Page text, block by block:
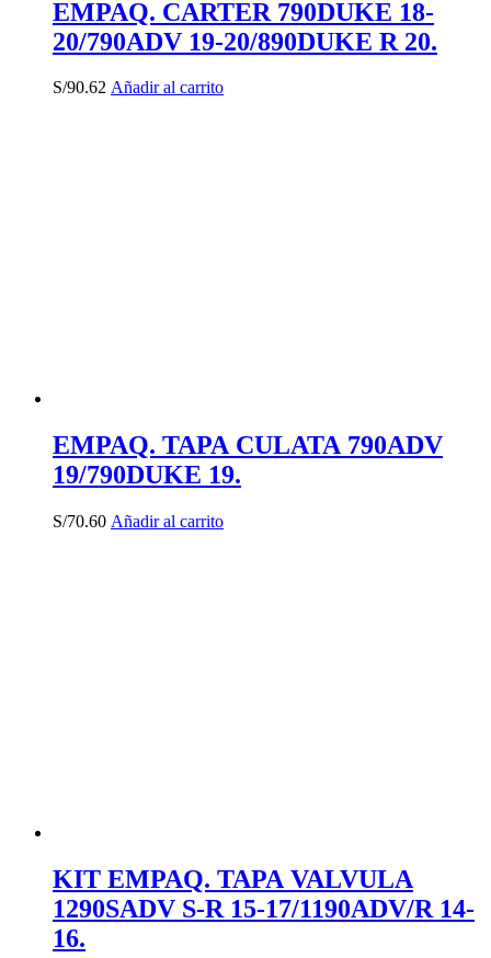
EMPAQ. CARTER 790DUKE 18-
20/790ADV 19-20/890DUKE R 20.
S/90.62 Añadir al carrito
EMPAQ. TAPA CULATA 790ADV
19/790DUKE 19.
S/70.60 Añadir al carrito
KIT EMPAQ. TAPA VALVULA
1290SADV S-R 15-17/1190ADV/R 14-
16.